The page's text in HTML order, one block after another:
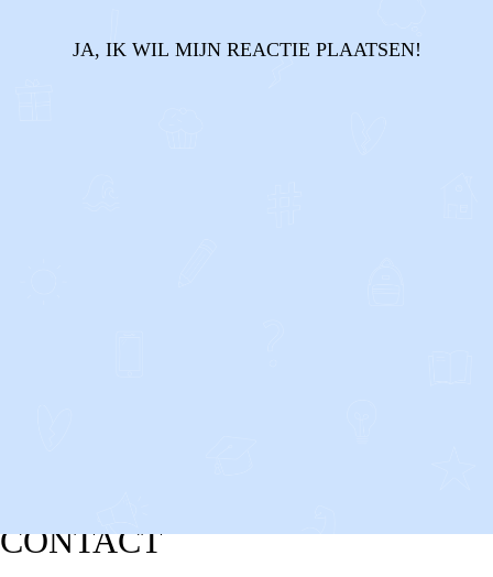
JA, IK WIL MIJN REACTIE PLAATSEN!
CONTACT